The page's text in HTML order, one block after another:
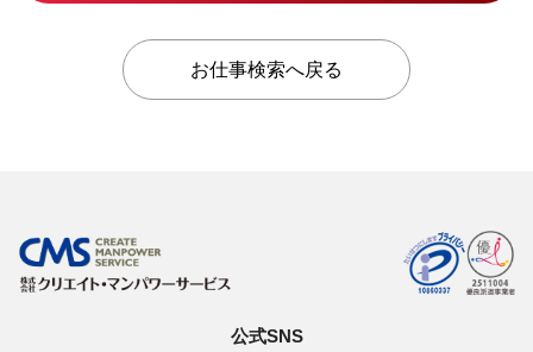
お仕事検索へ戻る
公式SNS